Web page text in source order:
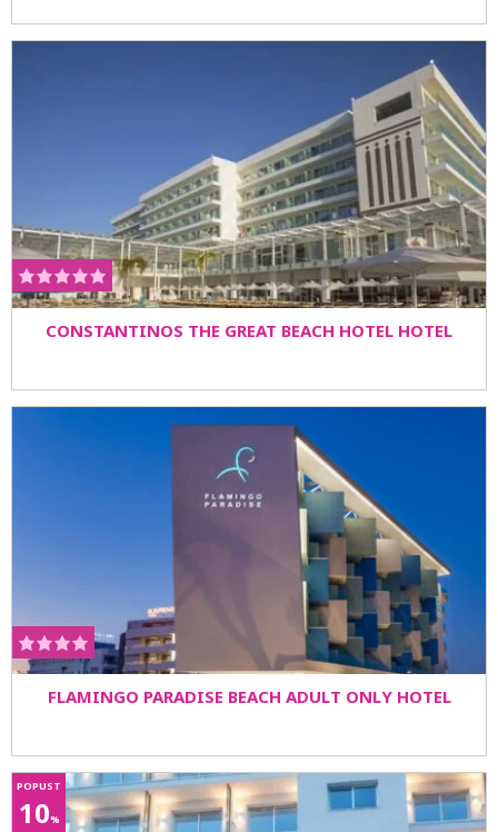
CONSTANTINOS THE GREAT BEACH HOTEL HOTEL
FLAMINGO PARADISE BEACH ADULT ONLY HOTEL
POPUST
10%